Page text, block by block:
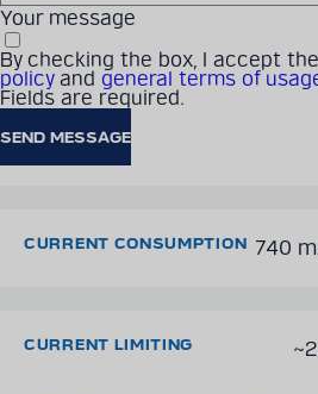
Your message
By checking the box, I accept the
policyand general terms of
Fields are required.
INPUT VOLTAGE RANGE
OUTPUT VOLTAGE
CURRENT CONSUMPTION 740
CURRENT LIMITING